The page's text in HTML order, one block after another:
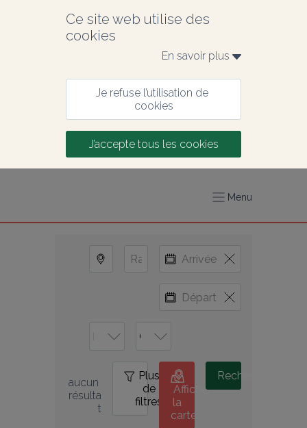
Ce site web utilise des
cookies
En savoir plus
Je refuse l’utilisation de
cookies
J’accepte tous les cookies
Menu
aucun
résulta
t
Plus
de
filtres
Afficher
la
carte
Rechercher